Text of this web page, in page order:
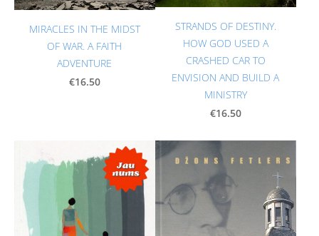
MIRACLES IN THE MIDST
OF WAR. A FAITH
ADVENTURE
€16.50
STRANDS OF DESTINY.
HOW GOD USED A
CRASHED CAR TO
ENVISION AND BUILD A
MINISTRY
€16.50